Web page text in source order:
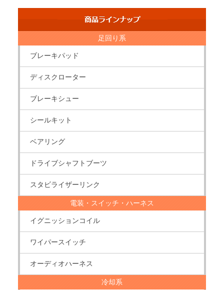
足回り系
ブレーキパッド
ディスクローター
ブレーキシュー
シールキット
ベアリング
ドライブシャフトブーツ
スタビライザーリンク
電装・スイッチ・ハーネス
イグニッションコイル
ワイパースイッチ
オーディオハーネス
冷却系